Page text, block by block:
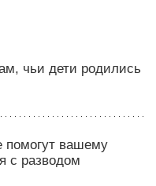
чьи дети родились
помогут вашему
с разводом